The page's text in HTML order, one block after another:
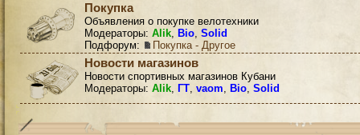
Покупка
Объявления о покупке велотехники
Модераторы: Alik, Bio, Solid
Подфорум:
Покупка - Другое
Новости магазинов
Новости спортивных магазинов Кубани
Модераторы: Alik, ГТ, vaom, Bio, Solid